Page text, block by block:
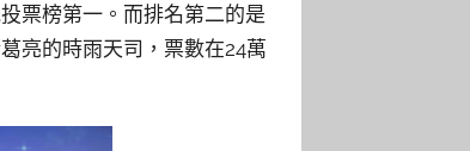
票榜第一。而排名第二的是
亮的時雨天司，票數在24萬